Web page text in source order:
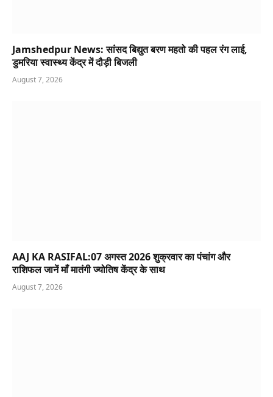
Jamshedpur News: सांसद बिद्युत बरण महतो की पहल रंग लाई,
डुमरिया स्वास्थ्य केंद्र में दौड़ी बिजली
August 7, 2026
AAJ KA RASIFAL:07 अगस्त 2026 शुक्रवार का पंचांग और
राशिफल जानें माँ मातंगी ज्योतिष केंद्र के साथ
August 7, 2026